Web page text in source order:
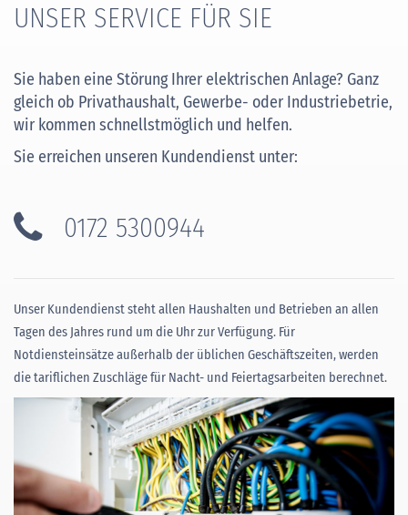
UNSER SERVICE FÜR SIE
Sie haben eine Störung Ihrer elektrischen Anlage? Ganz
gleich ob Privathaushalt, Gewerbe- oder Industriebetrie,
wir kommen schnellstmöglich und helfen.
Sie erreichen unseren Kundendienst unter:
0172 5300944
Unser Kundendienst steht allen Haushalten und Betrieben an allen
Tagen des Jahres rund um die Uhr zur Verfügung. Für
Notdiensteinsätze außerhalb der üblichen Geschäftszeiten, werden
die tariflichen Zuschläge für Nacht- und Feiertagsarbeiten berechnet.